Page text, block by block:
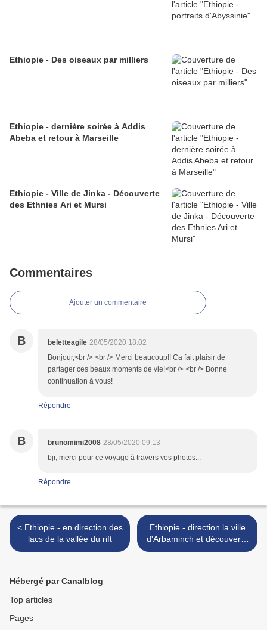
Ethiopie - Des oiseaux par milliers
Ethiopie - dernière soirée à Addis
Abeba et retour à Marseille
Ethiopie - Ville de Jinka - Découverte
des Ethnies Ari et Mursi
Commentaires
Ajouter un commentaire
B beletteagile 28/05/2020 18:02
Bonjour,<br /> <br /> Merci beaucoup!! Ca fait plaisir de
partager ces beaux moments de vie!<br /> <br /> Bonne
continuation à vous!
Répondre
B brunomimi2008 28/05/2020 09:13
bjr, merci pour ce voyage à travers vos photos...
Répondre
< Ethiopie - en direction des
lacs de la vallée du rift
Ethiopie - direction la ville
d'Arbaminch et découverte
de l'ethnie Halaba >
Hébergé par Canalblog
Top articles
Pages